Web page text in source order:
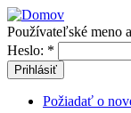
Používateľské meno
Heslo: *
Prihlásiť
Požiadať o